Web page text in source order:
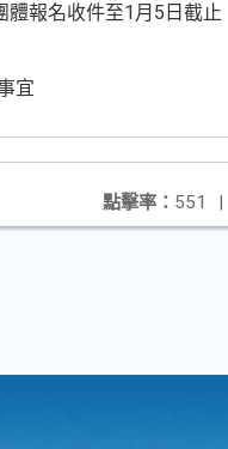
體報名收件至1月5日截止
宜
點擊率： 551 |